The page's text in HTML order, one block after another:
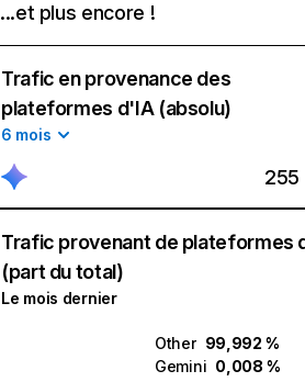
...et plus encore !
Trafic en provenance des
plateformes d'IA (absolu)
6 mois
255
Trafic provenant de plateformes
(part du total)
Le mois dernier
Other 99,992 %
Gemini 0,008 %